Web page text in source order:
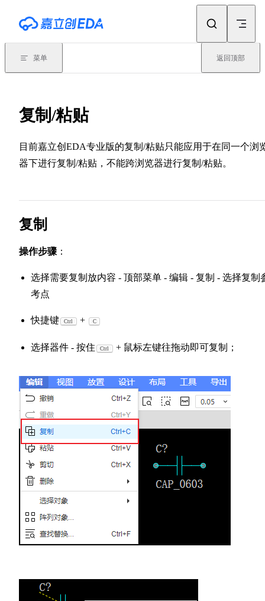
菜单 返回顶部
复制/粘贴
目前嘉立创EDA专业版的复制/粘贴只能应用于在同一个浏
器下进行复制/粘贴，不能跨浏览器进行复制/粘贴。
复制
操作步骤 ：
选择需要复制放内容 - 顶部菜单 - 编辑 - 复制 - 选择复制
考点
快捷键 Ctrl + C
选择器件 - 按住 Ctrl + 鼠标左键往拖动即可复制；